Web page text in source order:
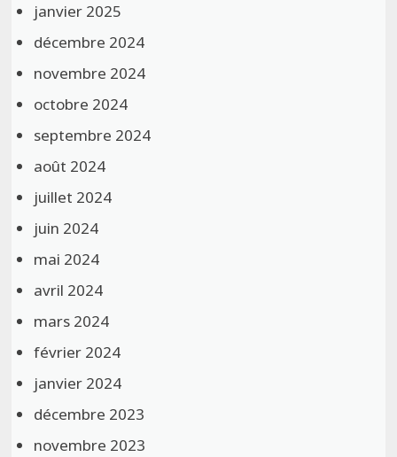
janvier 2025
décembre 2024
novembre 2024
octobre 2024
septembre 2024
août 2024
juillet 2024
juin 2024
mai 2024
avril 2024
mars 2024
février 2024
janvier 2024
décembre 2023
novembre 2023